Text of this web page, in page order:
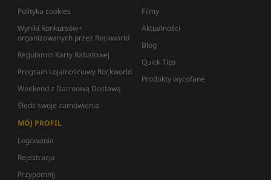
Polityka cookies
Wyniki Konkursów+
organizowanych przez Rockworld
Regulamin Karty Rabatowej
Program Lojalnościowy Rockworld
Weekend z Darmową Dostawą
Śledź swoje zamówienia
Filmy
Aktualności
Blog
Quick Tips
Produkty wycofane
MÓJ PROFIL
Logowanie
Rejestracja
Przypomnij